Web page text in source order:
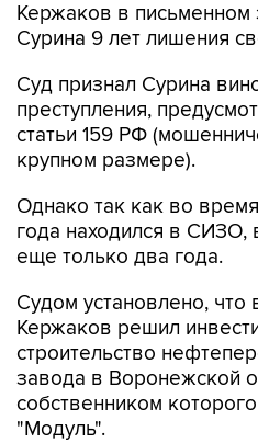
Кержаков в письменном
Сурина 9 лет лишения
Суд признал Сурина
преступления,
статьи 159 РФ
крупном размере).
Однако так как во
года находился в СИЗО,
еще только два года.
Судом установлено, что
Кержаков решил
строительство
завода в Воронежской
собственником
"Модуль".